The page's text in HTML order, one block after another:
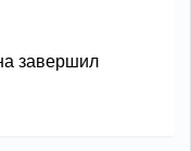
завершил